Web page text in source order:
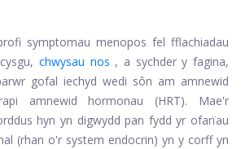
symptomau menopos fel fflachiadau
chwysau nos , a sychder y fagina,
gofal iechyd wedi sôn am amnewid
amnewid hormonau (HRT). Mae'r
hyn yn digwydd pan fydd yr ofarïau
(rhan o'r system endocrin) yn y corff yn